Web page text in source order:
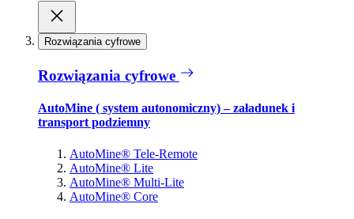
Rozwiązania cyfrowe
Rozwiązania cyfrowe
AutoMine ( system autonomiczny) – załadunek i
transport podziemny
AutoMine® Tele-Remote
AutoMine® Lite
AutoMine® Multi-Lite
AutoMine® Core